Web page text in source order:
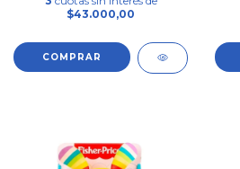
$43.000,00